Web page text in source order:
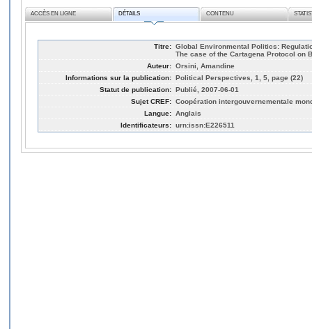
ACCÈS EN LIGNE DÉTAILS CONTENU
Titre: Global Environmental Politics:
The case of the Cartagena Protocol on
Auteur: Orsini, Amandine
Informations sur la publication: Political Perspectives, 1, 5, page (22)
Statut de publication: Publié, 2007-06-01
Sujet CREF: Coopération intergouvernementale
Langue: Anglais
Identificateurs: urn:issn:E226511